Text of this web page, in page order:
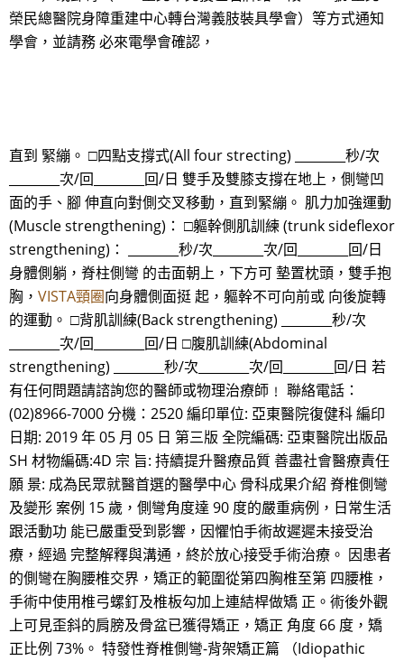
榮民總醫院身障重建中心轉台灣義肢裝具學會）等方式通知
學會，並請務 必來電學會確認，
直到 緊繃。 □四點支撐式(All four strecting) ________秒/次
________次/回________回/日 雙手及雙膝支撐在地上，側彎凹
面的手、腳 伸直向對側交叉移動，直到緊繃。 肌力加強運動
(Muscle strengthening)： □軀幹側肌訓練 (trunk sideflexor
strengthening)： ________秒/次________次/回________回/日
身體側躺，脊柱側彎 的击面朝上，下方可 墊置枕頭，雙手抱
胸， VISTA頸圈向身體側面挺 起，軀幹不可向前或 向後旋轉
的運動。 □背肌訓練(Back strengthening) ________秒/次
________次/回________回/日 □腹肌訓練(Abdominal
strengthening) ________秒/次________次/回________回/日 若
有任何問題請諮詢您的醫師或物理治療師﹗ 聯絡電話：
(02)8966-7000 分機：2520 編印單位: 亞東醫院復健科 編印
日期: 2019 年 05 月 05 日 第三版 全院編碼: 亞東醫院出版品
SH 材物編碼:4D 宗 旨: 持續提升醫療品質 善盡社會醫療責任
願 景: 成為民眾就醫首選的醫學中心 骨科成果介紹 脊椎側彎
及變形 案例 15 歲，側彎角度達 90 度的嚴重病例，日常生活
跟活動功 能已嚴重受到影響，因懼怕手術故遲遲未接受治
療，經過 完整解釋與溝通，終於放心接受手術治療。 因患者
的側彎在胸腰椎交界，矯正的範圍從第四胸椎至第 四腰椎，
手術中使用椎弓螺釘及椎板勾加上連結桿做矯 正。術後外觀
上可見歪斜的肩膀及骨盆已獲得矯正，矯正 角度 66 度，矯
正比例 73%。 特發性脊椎側彎-背架矯正篇 （Idiopathic